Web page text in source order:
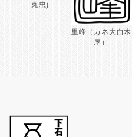
丸忠)
里峰（カネ大白木
屋）